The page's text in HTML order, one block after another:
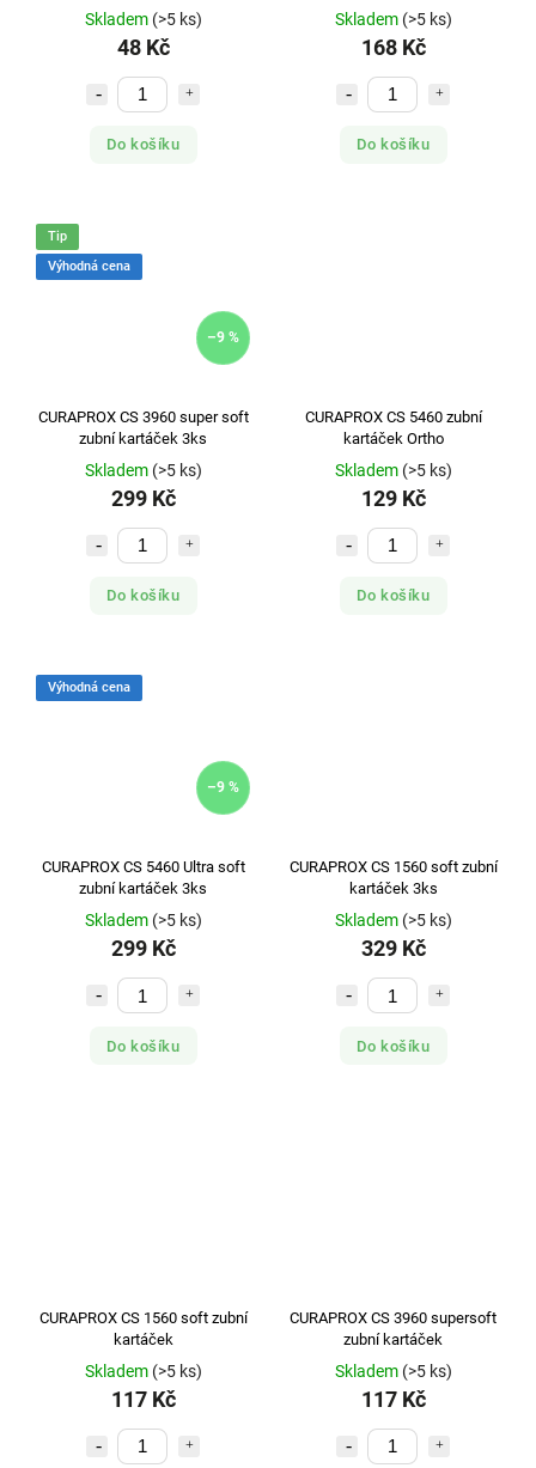
Skladem (>5 ks)
48 Kč
Do košíku
Skladem (>5 ks)
168 Kč
Do košíku
Tip
Výhodná cena
–9 %
CURAPROX CS 3960 super soft
zubní kartáček 3ks
Skladem (>5 ks)
299 Kč
Do košíku
CURAPROX CS 5460 zubní
kartáček Ortho
Skladem (>5 ks)
129 Kč
Do košíku
Výhodná cena
–9 %
CURAPROX CS 5460 Ultra soft
zubní kartáček 3ks
Skladem (>5 ks)
299 Kč
Do košíku
CURAPROX CS 1560 soft zubní
kartáček 3ks
Skladem (>5 ks)
329 Kč
Do košíku
CURAPROX CS 1560 soft zubní
kartáček
Skladem (>5 ks)
117 Kč
CURAPROX CS 3960 supersoft
zubní kartáček
Skladem (>5 ks)
117 Kč